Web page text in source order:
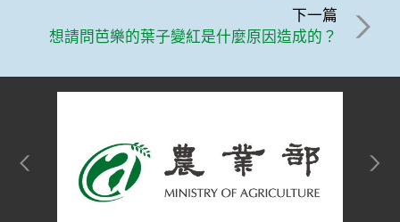
下一篇
想請問芭樂的葉子變紅是什麼原因造成的？